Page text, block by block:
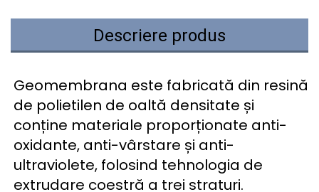
Descriere produs
Geomembrana este fabricată din resină
de polietilen de oaltă densitate și
conține materiale proporționate anti-
oxidante, anti-vârstare și anti-
ultraviolete, folosind tehnologia de
extrudare coestră a trei straturi.